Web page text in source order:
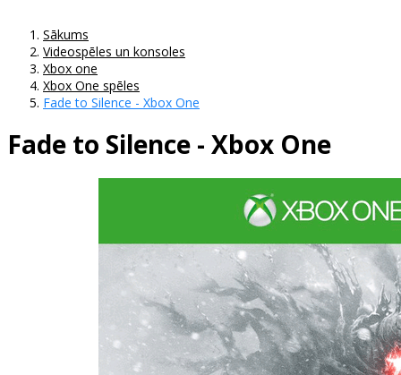
Sākums
Videospēles un konsoles
Xbox one
Xbox One spēles
Fade to Silence - Xbox One
Fade to Silence - Xbox One